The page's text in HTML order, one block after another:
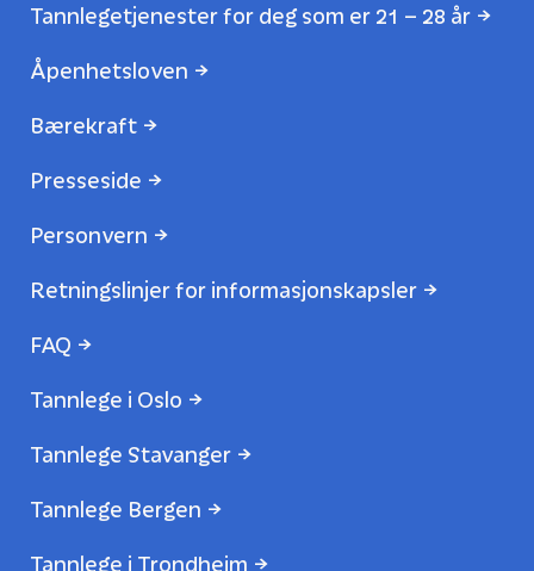
Tannlegetjenester for deg som er 21 – 28 år
Åpenhetsloven
Bærekraft
Presseside
Personvern
Retningslinjer for informasjonskapsler
FAQ
Tannlege i Oslo
Tannlege Stavanger
Tannlege Bergen
Tannlege i Trondheim